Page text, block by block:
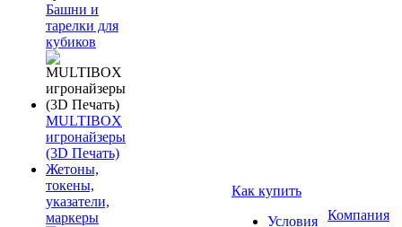
Башни и
тарелки для
кубиков
MULTIBOX
игронайзеры
(3D Печать)
Жетоны,
токены,
указатели,
маркеры
Как купить
Условия
Компания